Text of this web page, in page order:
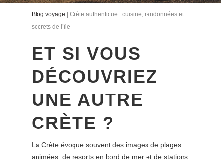
Blog voyage
Crète authentique : cuisine, randonnées et
secrets de l’île
ET SI VOUS
DÉCOUVRIEZ
UNE AUTRE
CRÈTE ?
La Crète évoque souvent des images de plages
animées, de resorts en bord de mer et de stations